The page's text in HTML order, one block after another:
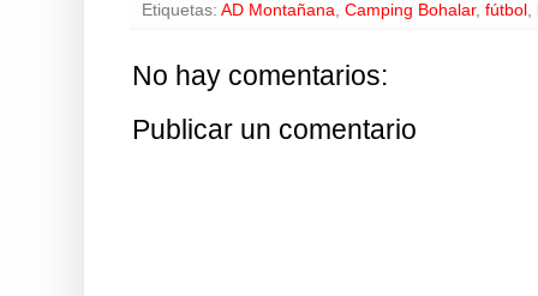
Etiquetas: AD Montañana, Camping Bohalar, fútbol ,
No hay comentarios:
Publicar un comentario